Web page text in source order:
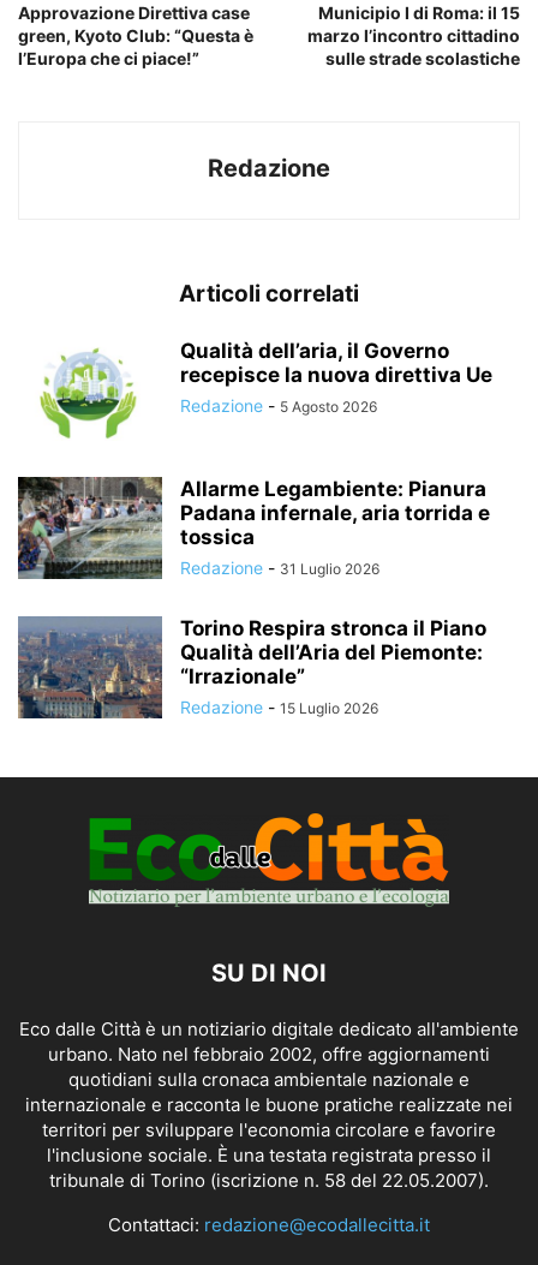
Approvazione Direttiva case
green, Kyoto Club: “Questa è
l’Europa che ci piace!”
Municipio I di Roma: il 15
marzo l’incontro cittadino
sulle strade scolastiche
Redazione
Articoli correlati
Qualità dell’aria, il Governo
recepisce la nuova direttiva Ue
Redazione - 5 Agosto 2026
Allarme Legambiente: Pianura
Padana infernale, aria torrida e
tossica
Redazione - 31 Luglio 2026
Torino Respira stronca il Piano
Qualità dell’Aria del Piemonte:
“Irrazionale”
Redazione - 15 Luglio 2026
SU DI NOI
Eco dalle Città è un notiziario digitale dedicato all'ambiente
urbano. Nato nel febbraio 2002, offre aggiornamenti
quotidiani sulla cronaca ambientale nazionale e
internazionale e racconta le buone pratiche realizzate nei
territori per sviluppare l'economia circolare e favorire
l'inclusione sociale. È una testata registrata presso il
tribunale di Torino (iscrizione n. 58 del 22.05.2007).
Contattaci: redazione@ecodallecitta.it